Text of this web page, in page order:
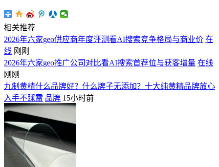
相关推荐
2026年六家geo供应商年度评测看AI搜索竞争格局与商业价 在
线 刚刚
2026年六家geo推广公司对比看AI搜索首荐位与获客增量 在线
刚刚
九制黄精什么品牌好？什么牌子无添加？十大纯黄精品牌放心
入手不踩雷 品牌 15小时前